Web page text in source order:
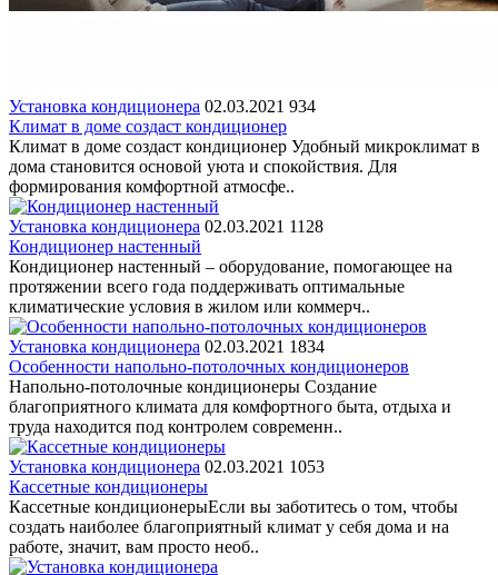
Установка кондиционера 02.03.2021 934
Климат в доме создаст кондиционер
Климат в доме создаст кондиционер Удобный микроклимат в
дома становится основой уюта и спокойствия. Для
формирования комфортной атмосфе..
Установка кондиционера 02.03.2021 1128
Кондиционер настенный
Кондиционер настенный – оборудование, помогающее на
протяжении всего года поддерживать оптимальные
климатические условия в жилом или коммерч..
Установка кондиционера 02.03.2021 1834
Особенности напольно-потолочных кондиционеров
Напольно-потолочные кондиционеры Создание
благоприятного климата для комфортного быта, отдыха и
труда находится под контролем современн..
Установка кондиционера 02.03.2021 1053
Кассетные кондиционеры
Кассетные кондиционерыЕсли вы заботитесь о том, чтобы
создать наиболее благоприятный климат у себя дома и на
работе, значит, вам просто необ..